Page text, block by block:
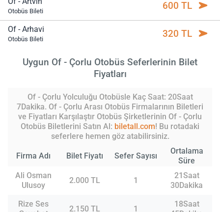
Otobüs Bileti 600 TL
Of - Arhavi
Otobüs Bileti 320 TL
Uygun Of - Çorlu Otobüs Seferlerinin Bilet
Fiyatları
Of - Çorlu Yolculuğu Otobüsle Kaç Saat: 20Saat
7Dakika. Of - Çorlu Arası Otobüs Firmalarının Biletleri
ve Fiyatları Karşılaştır Otobüs Şirketlerinin Of - Çorlu
Otobüs Biletlerini Satın Al: biletall.com! Bu rotadaki
seferlere hemen göz atabilirsiniz.
Firma Adı Bilet Fiyatı Sefer Sayısı
Ortalama
Süre
Ali Osman
Ulusoy
2.000 TL 1
21Saat
30Dakika
Rize Ses
2.150 TL 1
18Saat